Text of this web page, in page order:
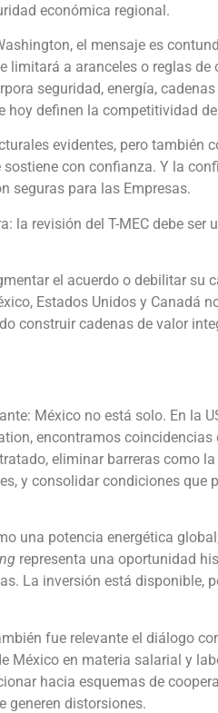
económica regional.
el mensaje es
limitará a aranceles o reglas de
seguridad, energía,
hoy definen la competitividad
evidentes, pero también
con confianza. Y la
seguras para las Empresas.
la revisión del T-MEC debe ser
el acuerdo o debilitar su
Estados Unidos y Canadá
construir cadenas de valor
México no está solo. En la
encontramos
eliminar barreras como
y consolidar condiciones que
una potencia energética
representa una oportunidad
La inversión está disponible,
fue relevante el diálogo
México en materia salarial y
hacia esquemas de
generen distorsiones.